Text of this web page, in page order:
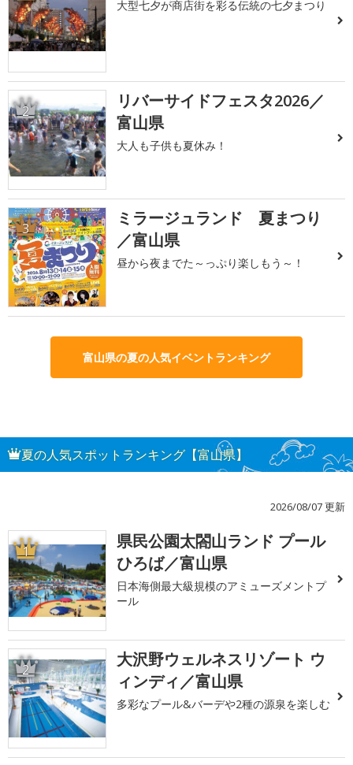
大型七夕が商店街を彩る伝統の七夕まつり
2
リバーサイドフェスタ2026／
富山県
大人も子供も夏休み！
3
ミラージュランド 夏まつり
／富山県
昼から夜までた～っぷり楽しもう～！
富山県の夏の人気イベントランキング
夏の人気スポットランキング【富山県】
2026/08/07 更新
1
県民公園太閤山ランド プール
ひろば／富山県
日本海側最大級規模のアミューズメントプ
ール
2
大沢野ウェルネスリゾート ウ
ィンディ／富山県
多彩なプール&バーデや2種の源泉を楽しむ